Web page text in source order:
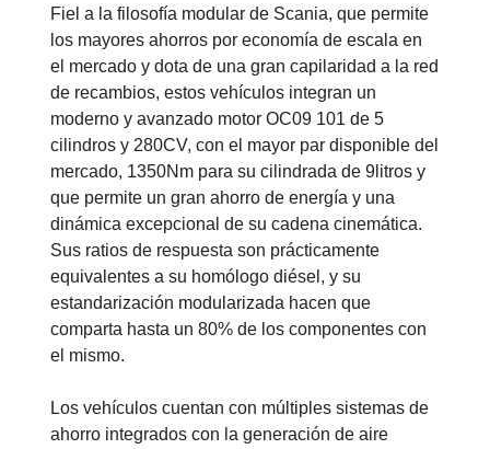
Fiel a la filosofía modular de Scania, que permite
los mayores ahorros por economía de escala en
el mercado y dota de una gran capilaridad a la red
de recambios, estos vehículos integran un
moderno y avanzado motor OC09 101 de 5
cilindros y 280CV, con el mayor par disponible del
mercado, 1350Nm para su cilindrada de 9litros y
que permite un gran ahorro de energía y una
dinámica excepcional de su cadena cinemática.
Sus ratios de respuesta son prácticamente
equivalentes a su homólogo diésel, y su
estandarización modularizada hacen que
comparta hasta un 80% de los componentes con
el mismo.
Los vehículos cuentan con múltiples sistemas de
ahorro integrados con la generación de aire